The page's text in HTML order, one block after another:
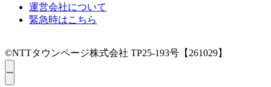
運営会社について
緊急時はこちら
©NTTタウンページ株式会社 TP25-193号【261029】